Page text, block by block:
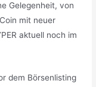
Gelegenheit, von
mit neuer
aktuell noch im
dem Börsenlisting